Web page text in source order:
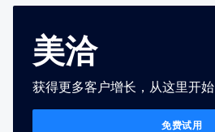
美洽
获得更多客户增长，从这里开始
免费试用